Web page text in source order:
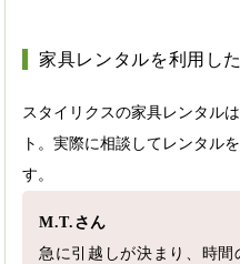
家具レンタルを利用し
スタイリクスの家具レンタル
ト。実際に相談してレンタル
す。
M.T.さん
急に引越しが決まり、時